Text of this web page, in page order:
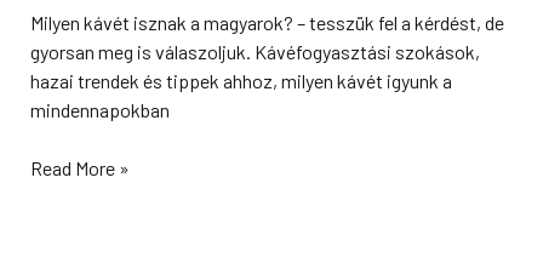
Milyen kávét isznak a magyarok? – tesszük fel a kérdést, de
gyorsan meg is válaszoljuk. Kávéfogyasztási szokások,
hazai trendek és tippek ahhoz, milyen kávét igyunk a
mindennapokban
Read More »